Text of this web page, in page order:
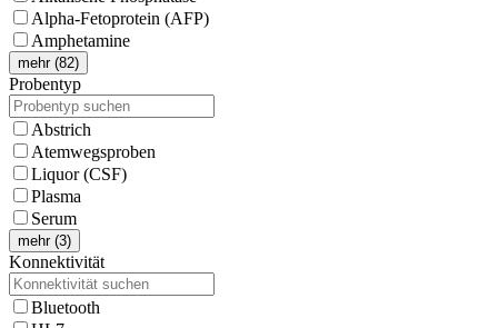
Alpha-Fetoprotein (AFP)
Amphetamine
mehr (82)
Probentyp
Abstrich
Atemwegsproben
Liquor (CSF)
Plasma
Serum
mehr (3)
Konnektivität
Bluetooth